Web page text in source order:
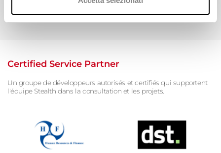
Certified Service Partner
Un groupe de développeurs autorisés et certifiés qui supportent
l'équipe Stealthdans la consultation et les projets.